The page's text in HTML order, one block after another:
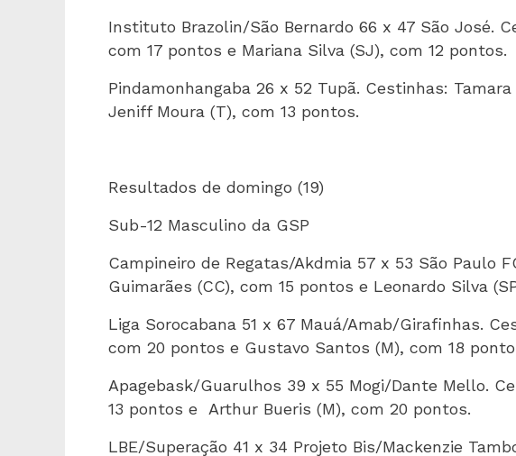
Instituto Brazolin/São Bernardo 66 x 47 São José.
com 17 pontos e Mariana Silva (SJ), com 12 pontos.
Pindamonhangaba 26 x 52 Tupã. Cestinhas:
Jeniff Moura (T), com 13 pontos.
Resultados de domingo (19)
Sub-12 Masculino da GSP
Campineiro de Regatas/Akdmia 57 x 53 São Paulo
Guimarães (CC), com 15 pontos e Leonardo Silva
Liga Sorocabana 51 x 67 Mauá/Amab/Girafinhas.
com 20 pontos e Gustavo Santos (M), com 18
Apagebask/Guarulhos 39 x 55 Mogi/Dante Mello.
13 pontos e
Arthur Bueris (M), com 20 pontos.
LBE/Superação 41 x 34 Projeto Bis/Mackenzie